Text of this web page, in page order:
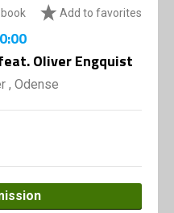
VINTERJAZZ
Themes
LOCATIONS
App
SHOP
Add to favorites
Oliver Engquist
, Odense